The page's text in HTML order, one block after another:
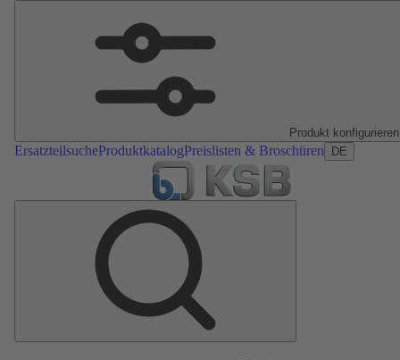
Produkt konfigurieren
ErsatzteilsucheProduktkatalogPreislisten & Broschüren DE